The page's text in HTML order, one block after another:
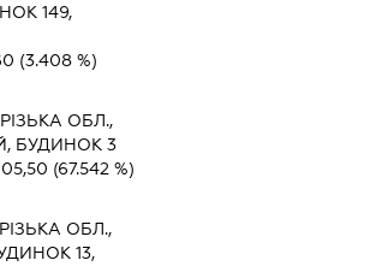
149,
(3.408 %)
ОБЛ.,
БУДИНОК 3
(67.542 %)
ОБЛ.,
13,